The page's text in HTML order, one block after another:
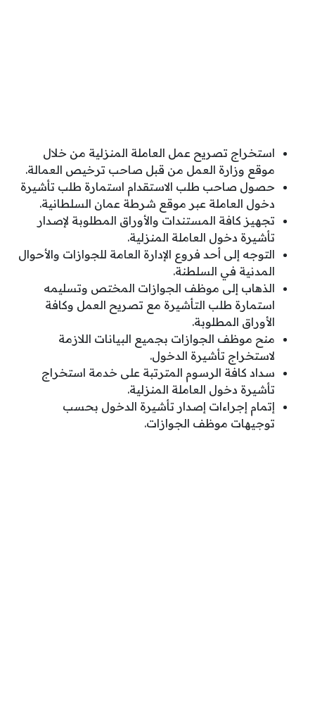
استخراج تصريح عمل العاملة المنزلية من خلال
موقع وزارة العمل من قبل صاحب ترخيص العمالة.
حصول صاحب طلب الاستقدام استمارة طلب تأشيرة
دخول العاملة عبر موقع شرطة عمان السلطانية.
تجهيز كافة المستندات والأوراق المطلوبة لإصدار
تأشيرة دخول العاملة المنزلية.
التوجه إلى أحد فروع الإدارة العامة للجوازات والأحوال
المدنية في السلطنة.
الذهاب إلى موظف الجوازات المختص وتسليمه
استمارة طلب التأشيرة مع تصريح العمل وكافة
الأوراق المطلوبة.
منح موظف الجوازات بجميع البيانات اللازمة
لاستخراج تأشيرة الدخول.
سداد كافة الرسوم المترتبة على خدمة استخراج
تأشيرة دخول العاملة المنزلية.
إتمام إجراءات إصدار تأشيرة الدخول بحسب
توجيهات موظف الجوازات.